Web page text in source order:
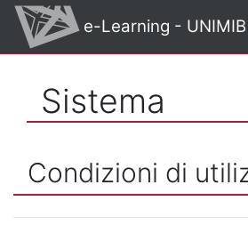
Vai al contenuto principale
e-Learning - UNIMIB
Sistema
Condizioni di